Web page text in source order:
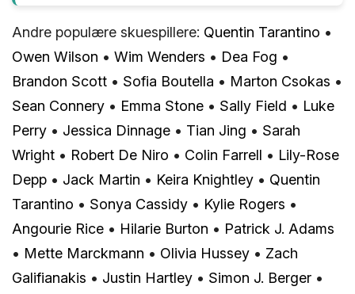
Andre populære skuespillere: Quentin Tarantino •
Owen Wilson • Wim Wenders • Dea Fog •
Brandon Scott • Sofia Boutella • Marton Csokas •
Sean Connery • Emma Stone • Sally Field • Luke
Perry • Jessica Dinnage • Tian Jing • Sarah
Wright • Robert De Niro • Colin Farrell • Lily-Rose
Depp • Jack Martin • Keira Knightley • Quentin
Tarantino • Sonya Cassidy • Kylie Rogers •
Angourie Rice • Hilarie Burton • Patrick J. Adams
• Mette Marckmann • Olivia Hussey • Zach
Galifianakis • Justin Hartley • Simon J. Berger •